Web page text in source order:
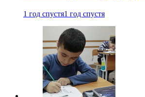
1 год спустя1 год спустя